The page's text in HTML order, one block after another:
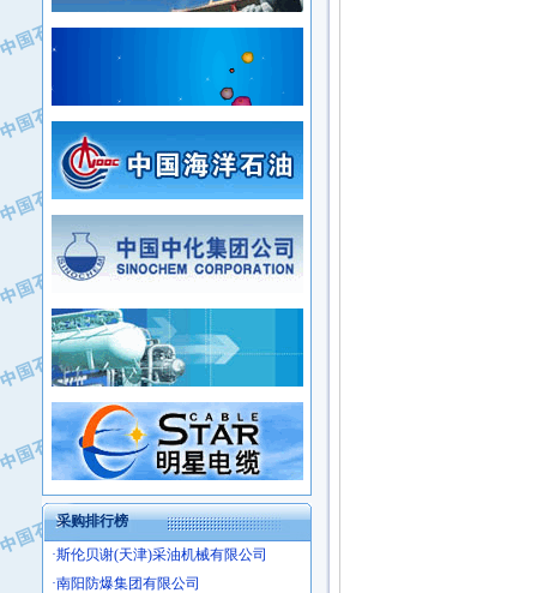
·江苏丹化集团有限责任公司
·常州市中兴石油化工助剂有限公司
·姜堰市三联助剂有限公司
·四川中光高技术研究所有限责任公司
·江苏天安防雷工程有限责任公司
·山东东营胜利工业园区
·自贡五洲防腐安装有限公司
采购排行榜
·中油油气勘探软件国家工程研究中心
·西安长庆钻宇集团咸阳石化有限公司
·新疆新冠控制系统工程有限公司
·新疆安维消防设施器材有限公司
·华北石油津工机械制造有限公司
·中国石化茂名石化分公司
·上海赛科石油化工有限责任公司
·河北卓唯钢管制造有限公司
·上海高桥石化
·中国石化扬子石油化工股份有限公司
·中国石化上海石油化工股份有限公司
·中国石油长庆油田分公司
·中国石油宁夏石化分公司
·山东墨龙石油机械股份有限公司
·大庆油田物资集团
·斯伦贝谢(天津)采油机械有限公司
·南阳防爆集团有限公司